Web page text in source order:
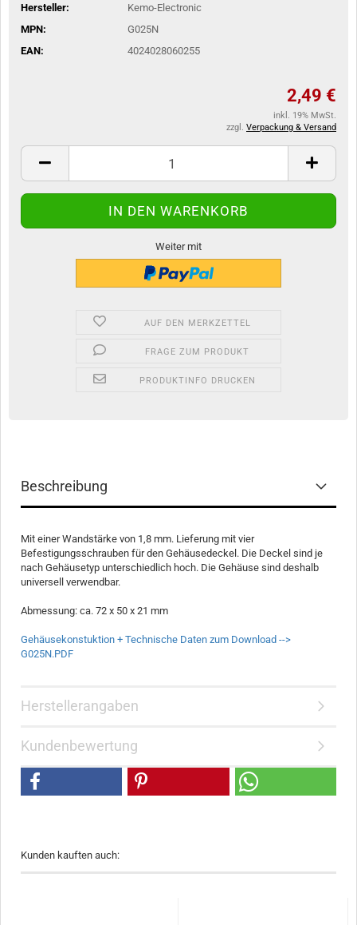
Hersteller:
Kemo-Electronic
MPN:
G025N
EAN:
4024028060255
2,49 €
inkl. 19% MwSt.
zzgl. Verpackung & Versand
Weiter mit
AUF DEN MERKZETTEL
FRAGE ZUM PRODUKT
PRODUKTINFO DRUCKEN
Beschreibung
Mit einer Wandstärke von 1,8 mm. Lieferung mit vier
Befestigungsschrauben für den Gehäusedeckel. Die Deckel sind je
nach Gehäusetyp unterschiedlich hoch. Die Gehäuse sind deshalb
universell verwendbar.
Abmessung: ca. 72 x 50 x 21 mm
Gehäusekonstuktion + Technische Daten zum Download -->
G025N.PDF
Herstellerangaben
Kundenbewertung
Kunden kauften auch: